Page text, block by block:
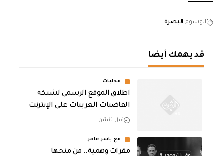
الوسوم البصرة
قد يهمك أيضا
محليات
اطلاق الموقع الرسمي لشبكة
القاضيات العربيات على الإنترنت
قبل ثانيتين
مع ياسر عامر
مقرات وهمية.. من منحها